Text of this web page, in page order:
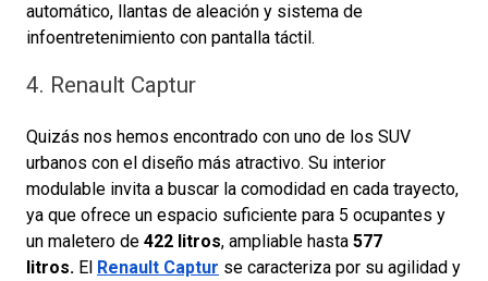
automático, llantas de aleación y sistema de
infoentretenimiento con pantalla táctil.
4. Renault Captur
Quizás nos hemos encontrado con uno de los SUV
urbanos con el diseño más atractivo. Su interior
modulable invita a buscar la comodidad en cada trayecto,
ya que ofrece un espacio suficiente para 5 ocupantes y
un maletero de 422 litros, ampliable hasta 577
litros. El Renault Captur se caracteriza por su agilidad y